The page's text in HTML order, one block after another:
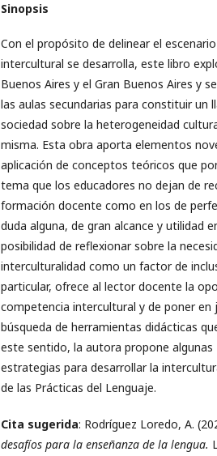
Sinopsis
Con el propósito de delinear el
intercultural se desarrolla, este libro
Buenos Aires y el Gran Buenos Aires y
las aulas secundarias para constituir un
sociedad sobre la heterogeneidad
misma. Esta obra aporta elementos
aplicación de conceptos teóricos que
tema que los educadores no dejan de
formación docente como en los de
duda alguna, de gran alcance y utilidad
posibilidad de reflexionar sobre la
interculturalidad como un factor de
particular, ofrece al lector docente la
competencia intercultural y de poner en
búsqueda de herramientas didácticas
este sentido, la autora propone algunas
estrategias para desarrollar la
de las Prácticas del Lenguaje.
Cita sugerida: Rodríguez Loredo, A.
desafíos para la enseñanza de la lengua.